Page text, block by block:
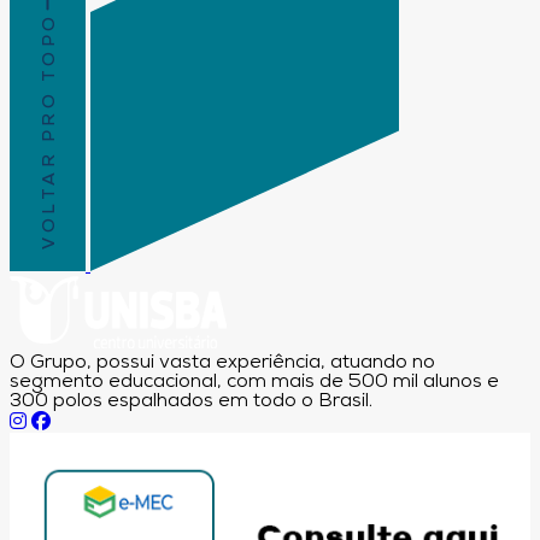
VOLTAR PRO TOPO
O Grupo, possui vasta experiência, atuando no
segmento educacional, com mais de 500 mil alunos e
300 polos espalhados em todo o Brasil.